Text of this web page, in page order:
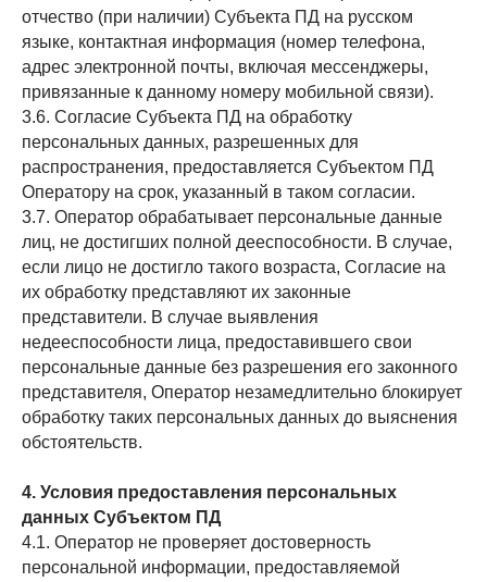
отчество (при наличии) Субъекта ПД на русском
языке, контактная информация (номер телефона,
адрес электронной почты, включая мессенджеры,
привязанные к данному номеру мобильной связи).
3.6. Согласие Субъекта ПД на обработку
персональных данных, разрешенных для
распространения, предоставляется Субъектом ПД
Оператору на срок, указанный в таком согласии.
3.7. Оператор обрабатывает персональные данные
лиц, не достигших полной дееспособности. В случае,
если лицо не достигло такого возраста, Согласие на
их обработку представляют их законные
представители. В случае выявления
недееспособности лица, предоставившего свои
персональные данные без разрешения его законного
представителя, Оператор незамедлительно блокирует
обработку таких персональных данных до выяснения
обстоятельств.
4. Условия предоставления персональных
данных Субъектом ПД
4.1. Оператор не проверяет достоверность
персональной информации, предоставляемой